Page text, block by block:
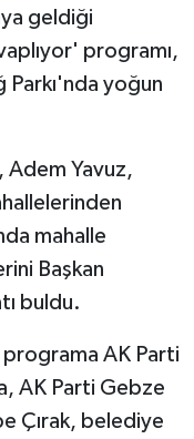
geldiği
programı,
Parkı'nda yoğun
Adem Yavuz,
mahalle
Başkan
buldu.
programa AK Parti
AK Parti Gebze
Çırak, belediye